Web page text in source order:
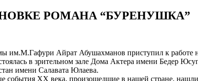
РОМАНА “БУРЕНУШКА”
им.М.Гафури Айрат Абушахманов приступил к работе
в зрительном зале Дома Актера имени Бедер
имени Салавата Юлаева.
события ХХ века, произошедшие в нашей стране,